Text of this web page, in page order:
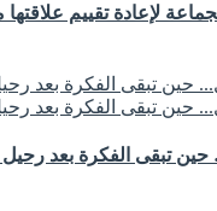
لإعادة تقييم
تبقى الفكرة بعد رحيل